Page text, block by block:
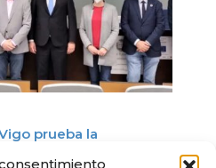
prueba la